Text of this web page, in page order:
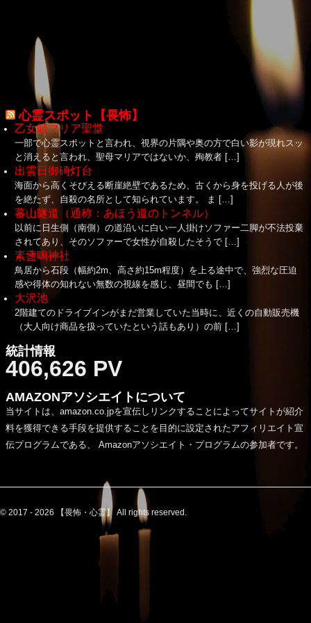
心霊スポット【畏怖】
乙女峠マリア聖堂
一部で心霊スポットと言われ、視界の片隅や奥の方で白い影が現れスッ
と消えると言われ、聖母マリアではないか、殉教者 […]
出雲日御碕灯台
海面から高くそびえる断崖絶壁であるため、古くから身を投げる人が後
を絶たず、自殺の名所として知られています。 ま […]
蕃山隧道（通称：あほう道のトンネル）
以前に日生側（南側）の道沿いに白い一人掛けソファー二脚が不法投棄
されてあり、そのソファーで女性が自殺したそうで […]
素盞嗚神社
鳥居から石段（幅約2m、高さ約15m程度）を上る途中で、強烈な圧迫
感や得体の知れない無数の視線を感じ、昼間でも […]
大沢池
2階建てのドライブインがまだ営業していた当時に、近くの自動販売機
（大人向け商品を扱っていたという話もあり）の前 […]
統計情報
406,626 PV
AMAZONアソシエイトについて
当サイトは、amazon.co.jpを宣伝しリンクすることによってサイトが紹介
料を獲得できる手段を提供することを目的に設定されたアフィリエイト宣
伝プログラムである、 Amazonアソシエイト・プログラムの参加者です。
© 2017 - 2026 【畏怖・心霊】 All rights reserved.